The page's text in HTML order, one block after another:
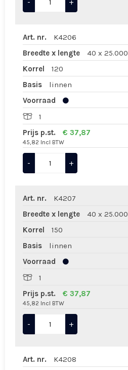
Art. nr.
K4206
Breedte x lengte
40 x 25.000
Korrel
120
Basis
linnen
Voorraad
1
Prijs p.st.
€ 37,87
45,82 Incl BTW
- +
Art. nr.
K4207
Breedte x lengte
40 x 25.000
Korrel
150
Basis
linnen
Voorraad
1
Prijs p.st.
€ 37,87
45,82 Incl BTW
- +
Art. nr.
K4208